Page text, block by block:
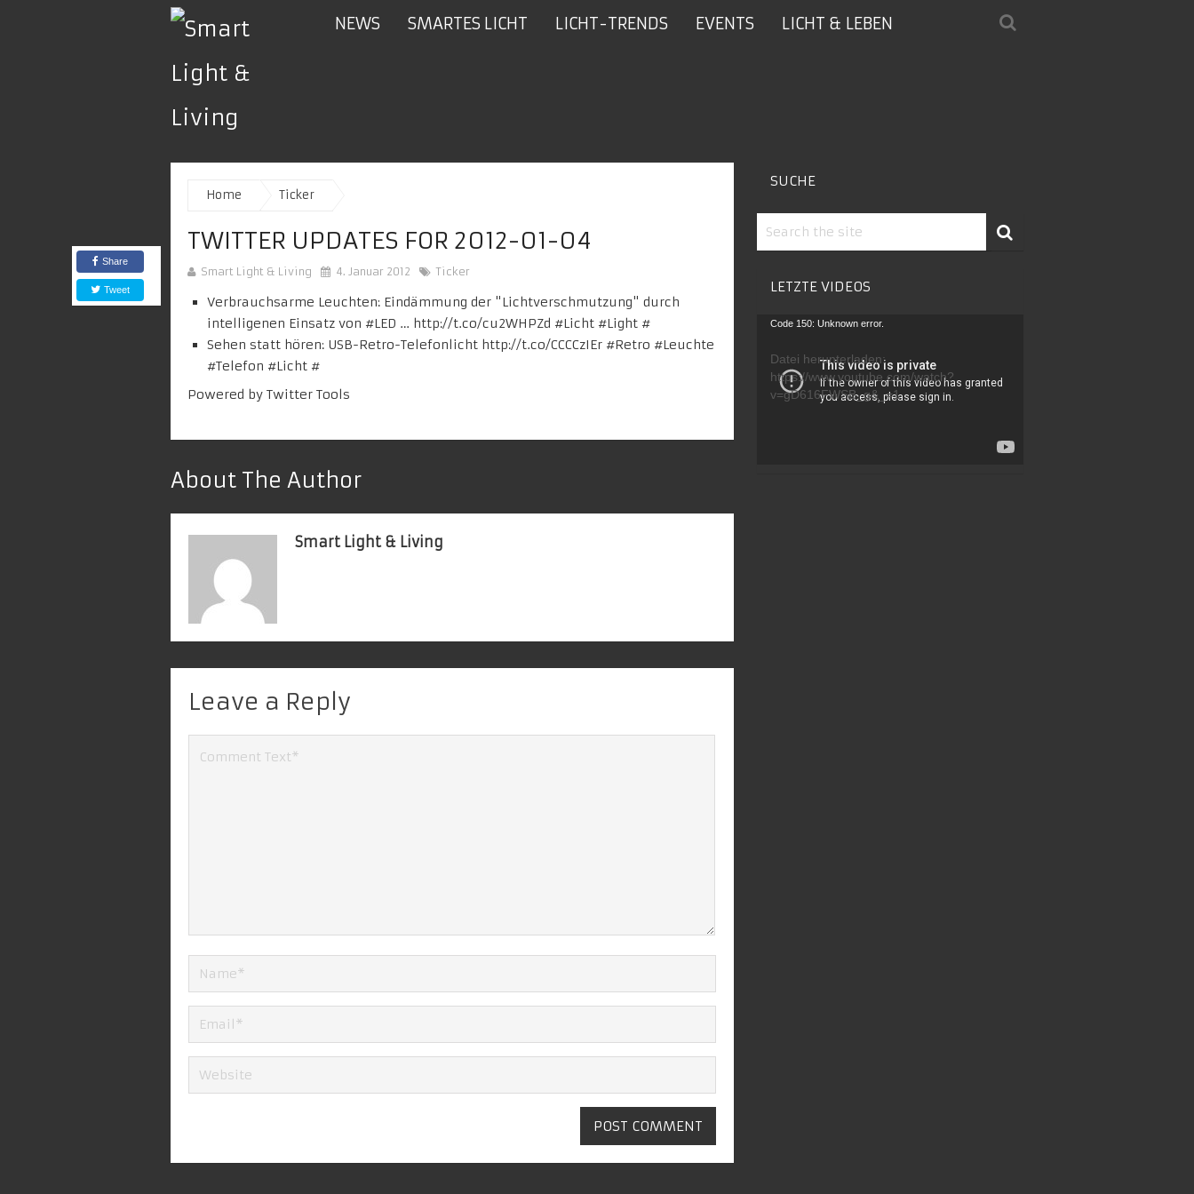
NEWS SMARTES LICHT LICHT-TRENDS EVENTS LICHT & LEBEN
Home Ticker
TWITTER UPDATES FOR 2012-01-04
Smart Light & Living 4. Januar 2012 Ticker
Share
Tweet
Verbrauchsarme Leuchten: Eindämmung der "Lichtverschmutzung" durch
intelligenen Einsatz von #LED … http://t.co/cu2WHPZd #Licht #Light #
Sehen statt hören: USB-Retro-Telefonlicht http://t.co/CCCCzIEr #Retro #Leuchte
#Telefon #Licht #
Powered by Twitter Tools
About The Author
Smart Light & Living
Leave a Reply
SUCHE
LETZTE VIDEOS
Video-
Code 150: Unknown error.
Datei herunterladen:
https://www.youtube.com/watch?
v=gD616FWSB_g&_=1